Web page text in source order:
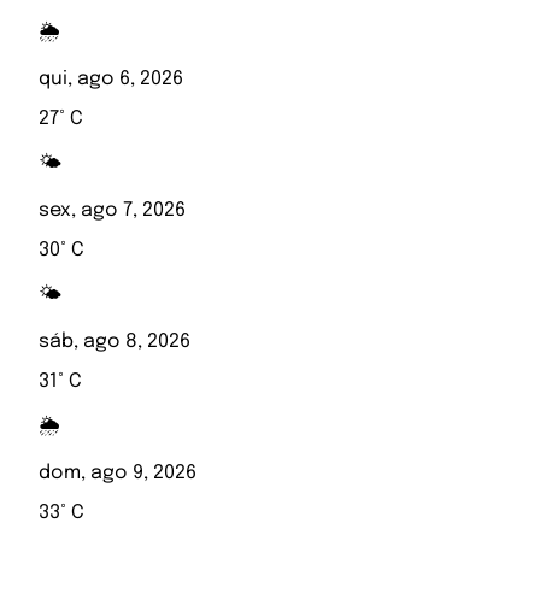
🌦️
qui, ago 6, 2026
27° C
🌤️
sex, ago 7, 2026
30° C
🌤️
sáb, ago 8, 2026
31° C
🌦️
dom, ago 9, 2026
33° C